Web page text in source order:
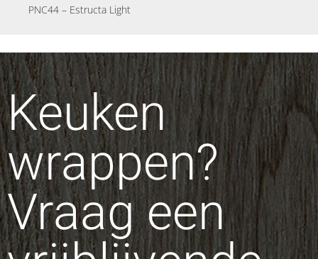
PNC44 – Estructa Light
Keuken
wrappen?
Vraag een